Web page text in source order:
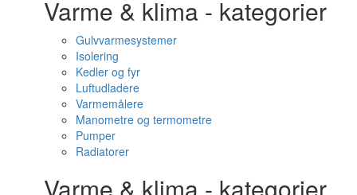
Varme & klima - kategorier
Gulvvarmesystemer
Isolering
Kedler og fyr
Luftudladere
Varmemålere
Manometre og termometre
Pumper
Radiatorer